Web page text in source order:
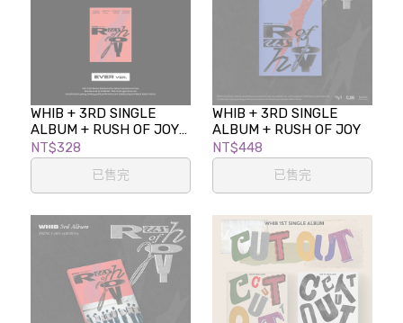
WHIB + 3RD SINGLE
ALBUM + RUSH OF JOY
(EVER ver.)
NT$328
已售完
WHIB + 3RD SINGLE
ALBUM + RUSH OF JOY
NT$448
已售完